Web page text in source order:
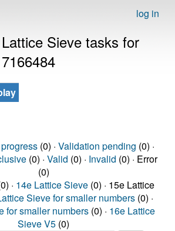
log in
Sieve tasks for
(0) · Validation pending (0) ·
(0) · Valid (0) · Invalid (0) · Error
(0)
· 14e Lattice Sieve (0) · 15e Lattice
Sieve for smaller numbers (0) ·
for smaller numbers (0) · 16e Lattice
Sieve V5 (0)